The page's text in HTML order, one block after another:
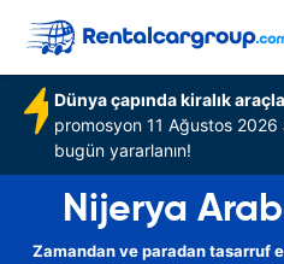
Dünya çapında kiralık
promosyon 11 Ağustos
bugün yararlanın!
Nijerya
Zamandan ve paradan tasarruf